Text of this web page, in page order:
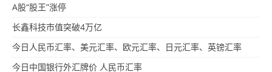
A股“股王”涨停
长鑫科技市值突破4万亿
今日人民币汇率、美元汇率、欧元汇率、日元汇率、英镑汇率
今日中国银行外汇牌价 人民币汇率